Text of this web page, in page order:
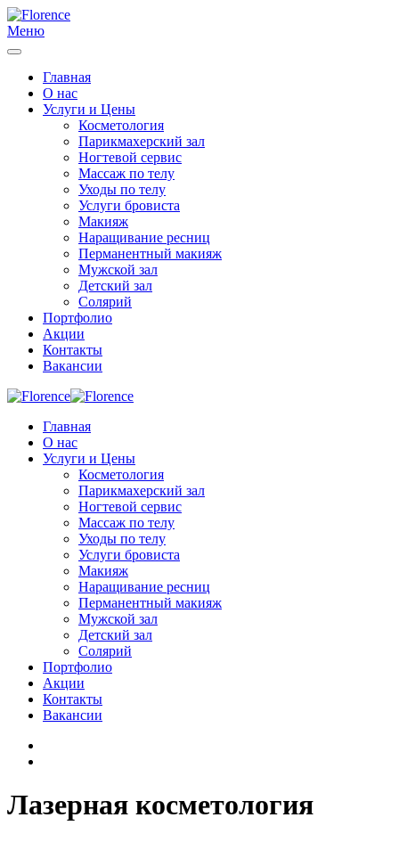
Меню
Главная
О нас
Услуги и Цены
Косметология
Парикмахерский зал
Ногтевой сервис
Массаж по телу
Уходы по телу
Услуги бровиста
Макияж
Наращивание ресниц
Перманентный макияж
Мужской зал
Детский зал
Солярий
Портфолио
Акции
Контакты
Вакансии
Главная
О нас
Услуги и Цены
Косметология
Парикмахерский зал
Ногтевой сервис
Массаж по телу
Уходы по телу
Услуги бровиста
Макияж
Наращивание ресниц
Перманентный макияж
Мужской зал
Детский зал
Солярий
Портфолио
Акции
Контакты
Вакансии
Лазерная косметология